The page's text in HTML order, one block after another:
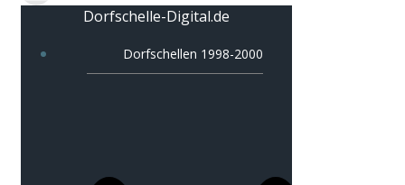
Dorfschelle-Digital.de
Dorfschellen 1998-2000